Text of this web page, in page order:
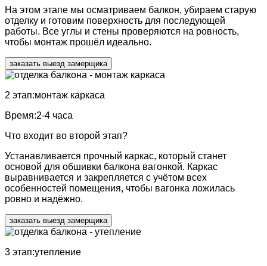
На этом этапе мы осматриваем балкон, убираем старую
отделку и готовим поверхность для последующей
работы. Все углы и стены проверяются на ровность,
чтобы монтаж прошёл идеально.
заказать выезд замерщика
2 этап:монтаж каркаса
Время:2-4 часа
Что входит во второй этап?
Устанавливается прочный каркас, который станет
основой для обшивки балкона вагонкой. Каркас
выравнивается и закрепляется с учётом всех
особенностей помещения, чтобы вагонка ложилась
ровно и надёжно.
заказать выезд замерщика
3 этап:утепление